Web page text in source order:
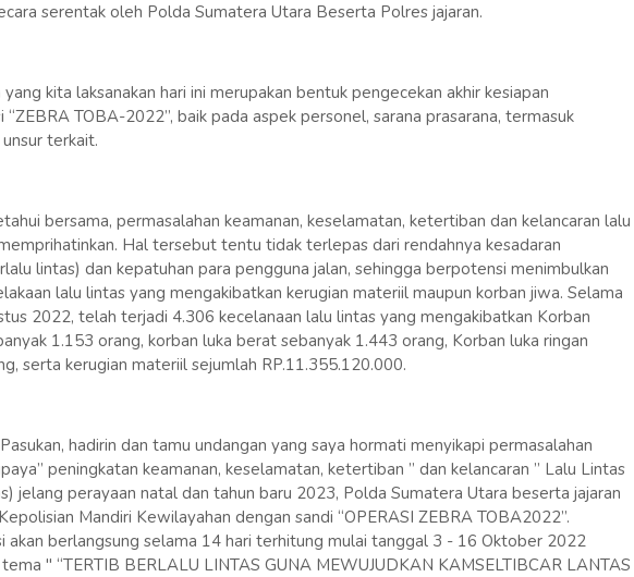
serentak oleh Polda Sumatera Utara Beserta Polres jajaran.
kita laksanakan hari ini merupakan bentuk pengecekan akhir kesiapan
“ZEBRA TOBA-2022”, baik pada aspek personel, sarana prasarana, termasuk
terkait.
bersama, permasalahan keamanan, keselamatan, ketertiban dan kelancaran lalu
Hal tersebut tentu tidak terlepas dari rendahnya kesadaran
lintas) dan kepatuhan para pengguna jalan, sehingga berpotensi menimbulkan
lalu lintas yang mengakibatkan kerugian materiil maupun korban jiwa. Selama
2022, telah terjadi 4.306 kecelanaan lalu lintas yang mengakibatkan Korban
1.153 orang, korban luka berat sebanyak 1.443 orang, Korban luka ringan
serta kerugian materiil sejumlah RP.11.355.120.000.
hadirin dan tamu undangan yang saya hormati menyikapi permasalahan
peningkatan keamanan, keselamatan, ketertiban ” dan kelancaran ” Lalu Lintas
jelang perayaan natal dan tahun baru 2023, Polda Sumatera Utara beserta jajaran
Mandiri Kewilayahan dengan sandi “OPERASI ZEBRA TOBA2022”.
akan berlangsung selama 14 hari terhitung mulai tanggal 3 - 16 Oktober 2022
" “TERTIB BERLALU LINTAS GUNA MEWUJUDKAN KAMSELTIBCAR LANTAS